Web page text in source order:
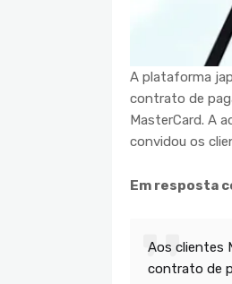
A plataforma
contrato de
MasterCard. A
convidou os
Em resposta
Aos clientes
contrato de